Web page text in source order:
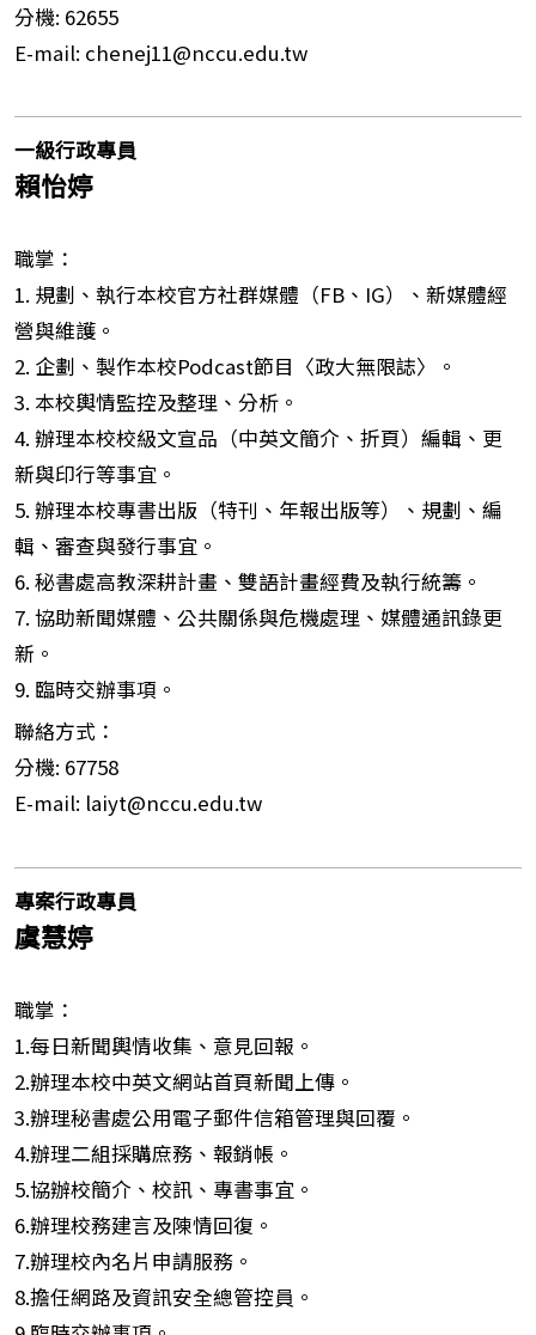
分機: 62655
E-mail: chenej11@nccu.edu.tw
一級行政專員
賴怡婷
職掌：
1. 規劃、執行本校官方社群媒體（FB、IG）、新媒體經
營與維護。
2. 企劃、製作本校Podcast節目〈政大無限誌〉。
3. 本校輿情監控及整理、分析。
4. 辦理本校校級文宣品（中英文簡介、折頁）編輯、更
新與印行等事宜。
5. 辦理本校專書出版（特刊、年報出版等）、規劃、編
輯、審查與發行事宜。
6. 秘書處高教深耕計畫、雙語計畫經費及執行統籌。
7. 協助新聞媒體、公共關係與危機處理、媒體通訊錄更
新。
9. 臨時交辦事項。
聯絡方式：
分機: 67758
E-mail: laiyt@nccu.edu.tw
專案行政專員
虞慧婷
職掌：
1.每日新聞輿情收集、意見回報。
2.辦理本校中英文網站首頁新聞上傳。
3.辦理秘書處公用電子郵件信箱管理與回覆。
4.辦理二組採購庶務、報銷帳。
5.協辦校簡介、校訊、專書事宜。
6.辦理校務建言及陳情回復。
7.辦理校內名片申請服務。
8.擔任網路及資訊安全總管控員。